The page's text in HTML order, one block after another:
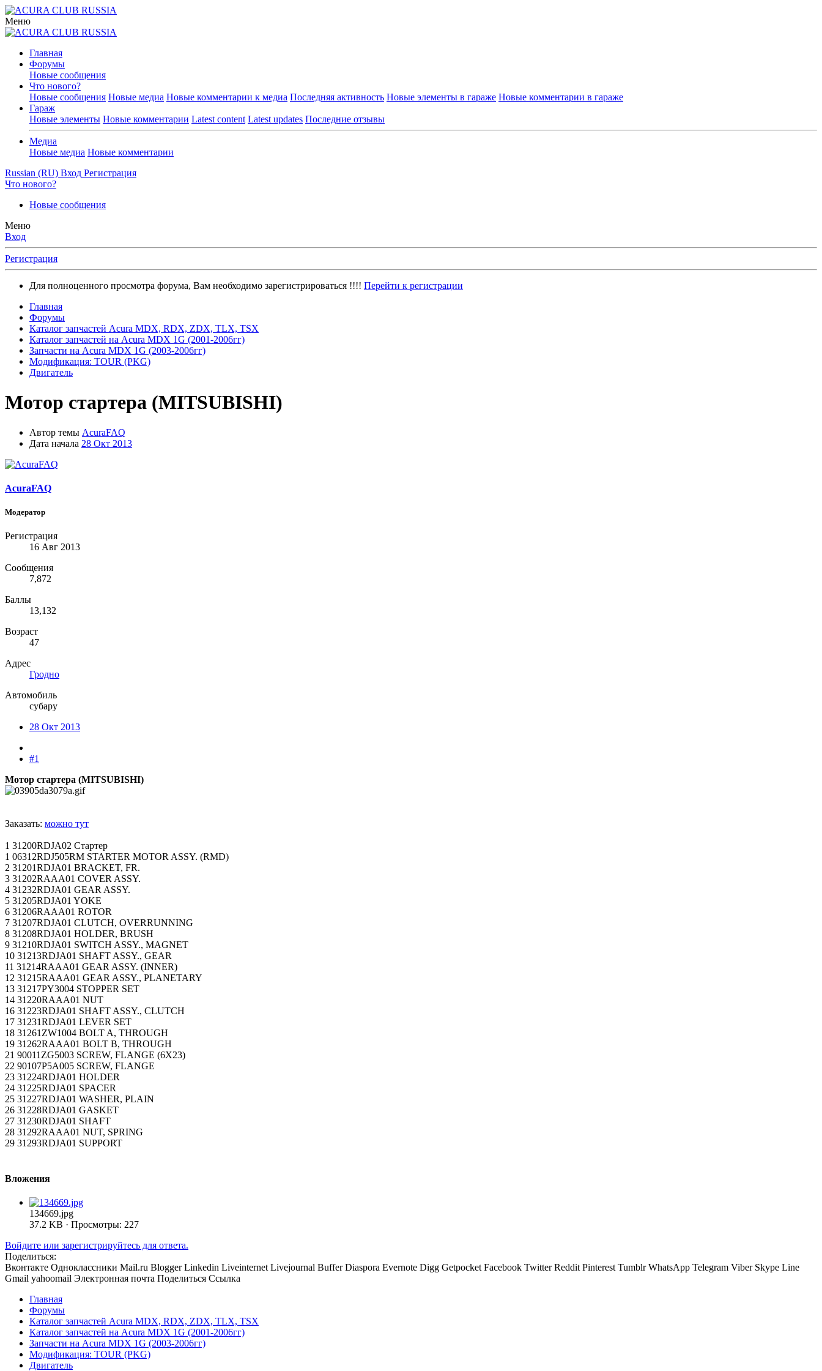
Меню
Главная
Форумы
Новые сообщения
Что нового?
Новые сообщения Новые медиа Новые комментарии к медиа Последняя активность Новые элементы в гараже Новые комментарии в гараже
Гараж
Новые элементы Новые комментарии Latest content Latest updates Последние отзывы
Медиа
Новые медиа Новые комментарии
Russian (RU) Вход Регистрация
Что нового?
Новые сообщения
Меню
Вход
Регистрация
Для полноценного просмотра форума, Вам необходимо зарегистрироваться !!!! Перейти к регистрации
Главная
Форумы
Каталог запчастей Acura MDX, RDX, ZDX, TLX, TSX
Каталог запчастей на Acura MDX 1G (2001-2006гг)
Запчасти на Acura MDX 1G (2003-2006гг)
Модификация: TOUR (PKG)
Двигатель
Мотор стартера (MITSUBISHI)
Автор темы AcuraFAQ
Дата начала 28 Окт 2013
AcuraFAQ
Модератор
Регистрация
16 Авг 2013
Сообщения
7,872
Баллы
13,132
Возраст
47
Адрес
Гродно
Автомобиль
субару
28 Окт 2013
#1
Мотор стартера (MITSUBISHI)
Заказать: можно тут
1 31200RDJA02 Стартер
1 06312RDJ505RM STARTER MOTOR ASSY. (RMD)
2 31201RDJA01 BRACKET, FR.
3 31202RAAA01 COVER ASSY.
4 31232RDJA01 GEAR ASSY.
5 31205RDJA01 YOKE
6 31206RAAA01 ROTOR
7 31207RDJA01 CLUTCH, OVERRUNNING
8 31208RDJA01 HOLDER, BRUSH
9 31210RDJA01 SWITCH ASSY., MAGNET
10 31213RDJA01 SHAFT ASSY., GEAR
11 31214RAAA01 GEAR ASSY. (INNER)
12 31215RAAA01 GEAR ASSY., PLANETARY
13 31217PY3004 STOPPER SET
14 31220RAAA01 NUT
16 31223RDJA01 SHAFT ASSY., CLUTCH
17 31231RDJA01 LEVER SET
18 31261ZW1004 BOLT A, THROUGH
19 31262RAAA01 BOLT B, THROUGH
21 90011ZG5003 SCREW, FLANGE (6X23)
22 90107P5A005 SCREW, FLANGE
23 31224RDJA01 HOLDER
24 31225RDJA01 SPACER
25 31227RDJA01 WASHER, PLAIN
26 31228RDJA01 GASKET
27 31230RDJA01 SHAFT
28 31292RAAA01 NUT, SPRING
29 31293RDJA01 SUPPORT
Вложения
134669.jpg
37.2 KB · Просмотры: 227
Войдите или зарегистрируйтесь для ответа.
Поделиться:
Вконтакте Одноклассники Mail.ru Blogger Linkedin Liveinternet Livejournal Buffer Diaspora Evernote Digg Getpocket Facebook Twitter Reddit Pinterest Tumblr WhatsApp Telegram Viber Skype Line
Gmail yahoomail Электронная почта Поделиться Ссылка
Главная
Форумы
Каталог запчастей Acura MDX, RDX, ZDX, TLX, TSX
Каталог запчастей на Acura MDX 1G (2001-2006гг)
Запчасти на Acura MDX 1G (2003-2006гг)
Модификация: TOUR (PKG)
Двигатель